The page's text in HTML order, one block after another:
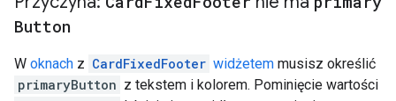
Button
W oknach z CardFixedFooter widżetem musisz określić
primaryButton z tekstem i kolorem. Pominięcie wartości